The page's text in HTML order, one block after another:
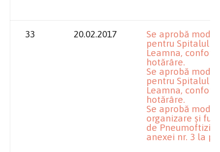
33 20.02.2017
Se aprobă
pentru Spitalul
Leamna,
hotărâre.
Se aprobă
pentru Spitalul
Leamna,
hotărâre.
Se aprobă
organizare şi
de
anexei nr. 3 la